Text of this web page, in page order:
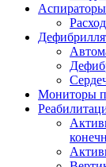
Аспираторы
Мониторы